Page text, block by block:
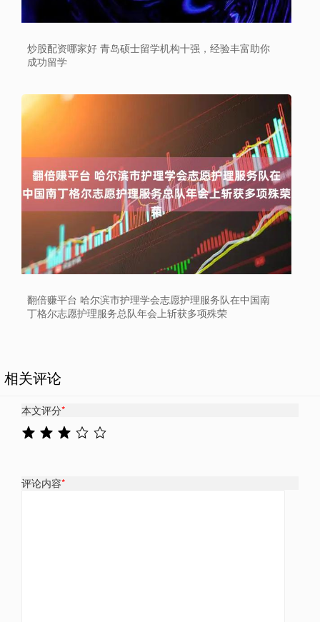
炒股配资哪家好 青岛硕士留学机构十强，经验丰富助你
成功留学
翻倍赚平台 哈尔滨市护理学会志愿护理服务队在中国南
丁格尔志愿护理服务总队年会上斩获多项殊荣
相关评论
本文评分*
评论内容*